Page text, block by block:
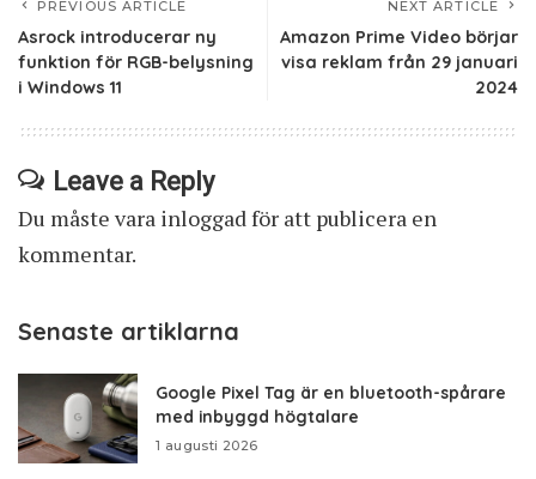
PREVIOUS ARTICLE
Asrock introducerar ny
funktion för RGB-belysning
i Windows 11
NEXT ARTICLE
Amazon Prime Video börjar
visa reklam från 29 januari
2024
Leave a Reply
Du måste vara inloggadför att publicera en
kommentar.
Senaste artiklarna
Google Pixel Tag är en bluetooth-spårare
med inbyggd högtalare
1 augusti 2026